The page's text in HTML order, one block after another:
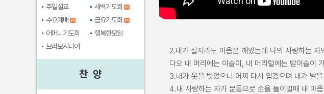
주일설교
새벽기도회
수요예배
금요기도회
어머니기도회
행복한모임
브라보시니어
찬 양
2.내가 잘지라도 마음은 깨었는데 나의 사랑하는
다오 내 머리에는 이슬이, 내 머리털에는 밤이슬이
3.내가 옷을 벗었으니 어찌 다시 입겠으며 내가 발
4.내 사랑하는 자가 문틈으로 손을 들이밀매 내 마